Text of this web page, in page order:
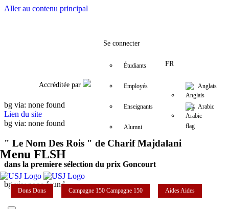
Aller au contenu principal
FacebookTwitter
Accréditée par
Se connecter
Étudiants
Employés
Enseignants
Alumni
FR
Anglais
Arabic
Menu FLSH
Dons Dons Campagne 150 Campagne 150 AidesAides
bg via: none found
Lien du site
bg via: none found
" Le Nom Des Rois " de Charif Majdalani
dans la premiere sélection du prix Goncourt
bg via: none found